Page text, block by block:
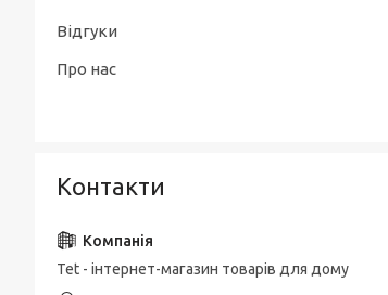
Відгуки
Про нас
Контакти
Tet - інтернет-магазин товарів для дому